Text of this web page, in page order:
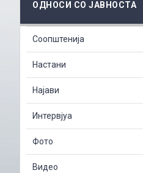
ОДНОСИ СО ЈАВНОСТА
Соопштенија
Настани
Најави
Интервјуа
Фото
Видео